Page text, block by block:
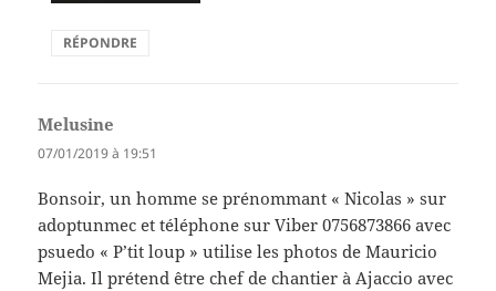
RÉPONDRE
Melusine
07/01/2019 à 19:51
Bonsoir, un homme se prénommant « Nicolas » sur
adoptunmec et téléphone sur Viber 0756873866 avec
psuedo « P’tit loup » utilise les photos de Mauricio
Mejia. Il prétend être chef de chantier à Ajaccio avec